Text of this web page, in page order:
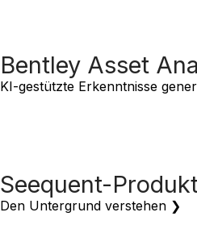
Bentley Asset
KI-gestützte Erkenntnisse
Seequent-
Den Untergrund verstehen ❯